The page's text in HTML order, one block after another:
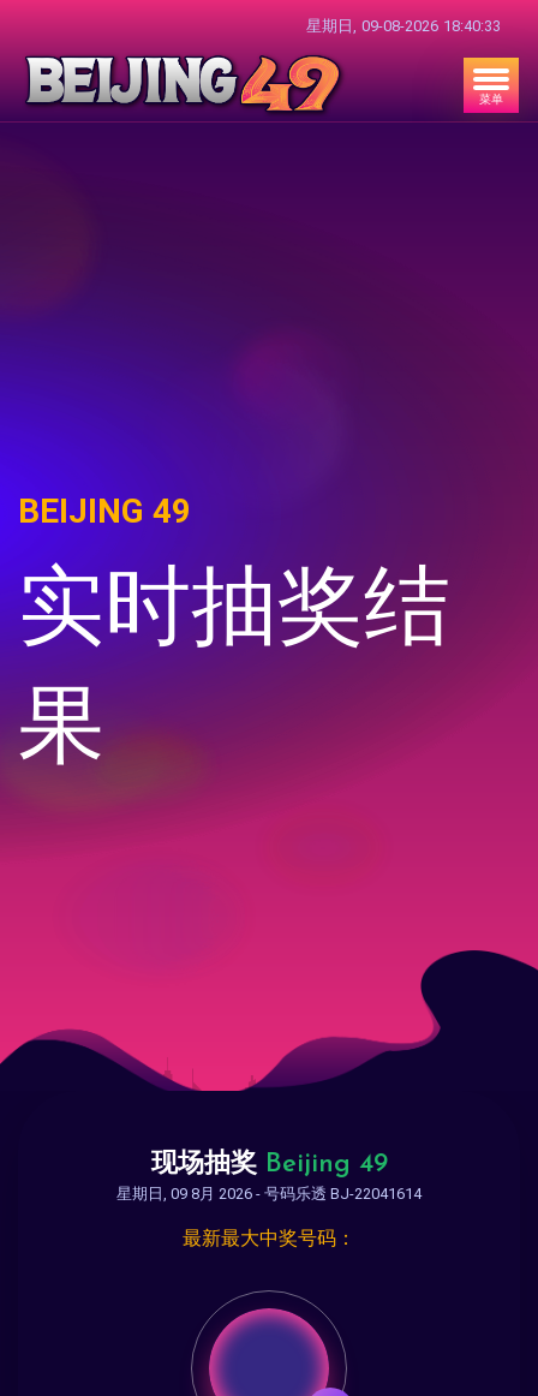
星期日, 09-08-2026 18:40:34
菜单
BEIJING 49
实时抽奖结
果
现场抽奖 Beijing 49
星期日, 09 8月 2026 - 号码乐透 BJ-22041614
最新最大中奖号码：